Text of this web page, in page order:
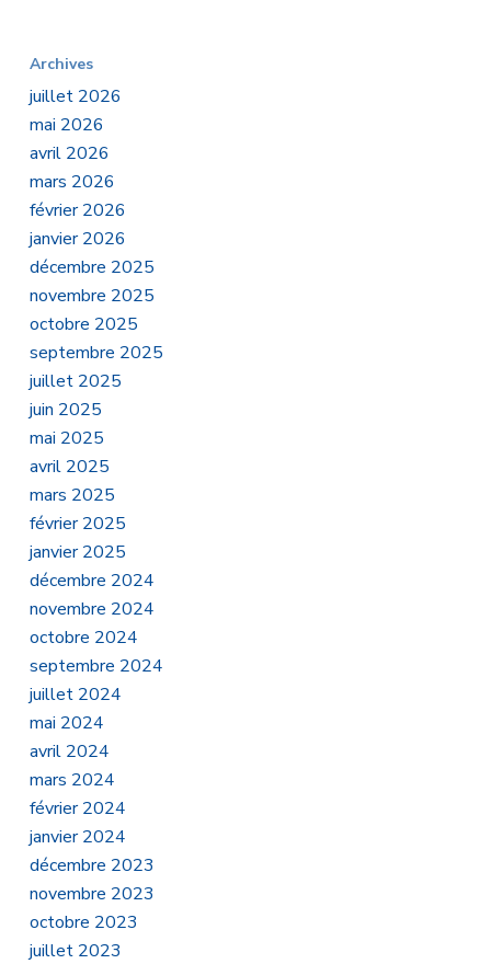
Archives
juillet 2026
mai 2026
avril 2026
mars 2026
février 2026
janvier 2026
décembre 2025
novembre 2025
octobre 2025
septembre 2025
juillet 2025
juin 2025
mai 2025
avril 2025
mars 2025
février 2025
janvier 2025
décembre 2024
novembre 2024
octobre 2024
septembre 2024
juillet 2024
mai 2024
avril 2024
mars 2024
février 2024
janvier 2024
décembre 2023
novembre 2023
octobre 2023
juillet 2023